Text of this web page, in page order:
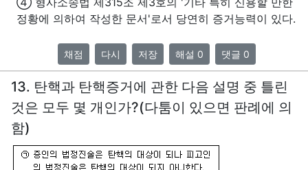
정황에 의하여 작성한 문서'로서 당연히 증거능력이 있다.
채점 다시 저장 해설 0 댓글 0
13. 탄핵과 탄핵증거에 관한 다음 설명 중 틀린
것은 모두 몇 개인가?(다툼이 있으면 판례에 의
함)